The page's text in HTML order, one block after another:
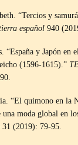
“Tercios y
español 940
“España y Japón en
(1596-1615).”
“El quimono en la
una moda global en
31 (2019): 79-95.